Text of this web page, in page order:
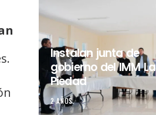
Instalan junta de
gobierno del IMM La
Piedad
2 AÑOS.